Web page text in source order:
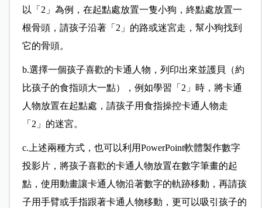
以「2」為例，在起點處放置一隻小狗，終點處放置一
根骨頭，請孩子沿著「2」的路或迷宮走，幫小狗找到
它的骨頭。
b.選擇一個孩子喜歡的卡通人物，列印出來並護貝（約
比孩子的食指頭大一點），例如學習「2」時，將卡通
人物放置在起點處，請孩子用食指操控卡通人物走
「2」的迷宮。
c.上述兩種方式，也可以利用PowerPoint軟體製作數字
投影片，將孩子喜歡的卡通人物放置在數字筆畫的起
點，使用動畫讓卡通人物沿著數字的軌跡移動，再請孩
子用手臂或手指跟著卡通人物移動，更可以吸引孩子的